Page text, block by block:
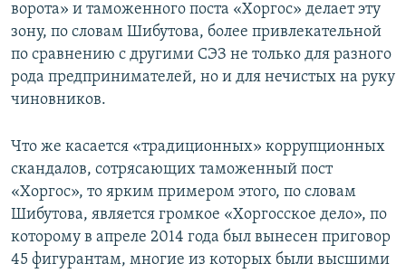
ворота» и таможенного поста «Хоргос» делает эту
зону, по словам Шибутова, более привлекательной
по сравнению с другими СЭЗ не только для разного
рода предпринимателей, но и для нечистых на руку
чиновников.
Что же касается «традиционных» коррупционных
скандалов, сотрясающих таможенный пост
«Хоргос», то ярким примером этого, по словам
Шибутова, является громкое «Хоргосское дело», по
которому в апреле 2014 года был вынесен приговор
45 фигурантам, многие из которых были высшими